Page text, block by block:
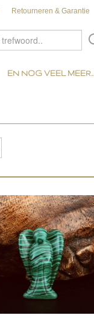
Retourneren & Garantie
EN NOG VEEL MEER..